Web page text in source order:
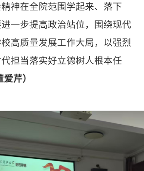
神在全院范围学起来、落下
一步提高政治站位，围绕现代
高质量发展工作大局，以强烈
担当落实好立德树人根本任
爱芹）